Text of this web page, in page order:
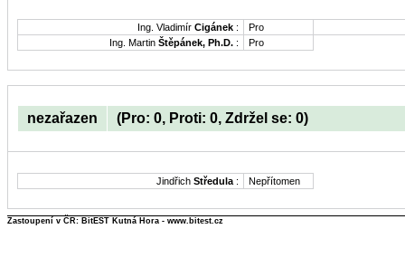
Ing. Vladimír Cigánek :
Pro
Ing. Martin Štěpánek, Ph.D. : Pro
nezařazen (Pro: 0, Proti: 0, Zdržel se: 0)
Jindřich Středula : Nepřítomen
Zastoupení v ČR: BitEST Kutná Hora - www.bitest.cz